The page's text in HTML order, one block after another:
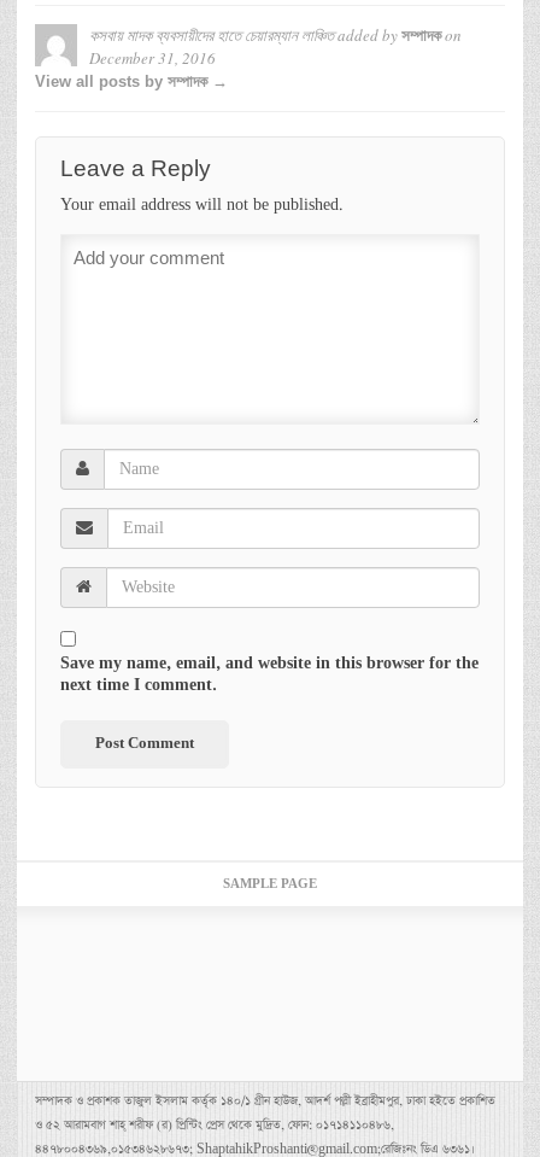
কসবায় মাদক ব্যবসায়ীদের হাতে চেয়ারম্যান লাঞ্চিতadded by সম্পাদকon
December 31, 2016
View all posts by সম্পাদক →
Leave a Reply
Your email address will not be published.
Save my name, email, and website in this browser for the
next time I comment.
SAMPLE PAGE
সম্পাদক ও প্রকাশক তাজুল ইসলাম কর্তৃক ১৪০/১ গ্রীন হাউজ, আদর্শ পল্লী ইব্রাহীমপুর, ঢাকা হইতে প্রকাশিত
ও ৫২ আরামবাগ শাহ্ শরীফ (র) প্রিন্টিং প্রেস থেকে মুদ্রিত, ফোন: ০১৭১৪১১০৪৮৬,
৪৪৭৮০০৪৩৬৯,০১৫৩৪৬২৮৬৭৩; ShaptahikProshanti@gmail.com;রেজিঃনং ডিএ ৬৩৬১।